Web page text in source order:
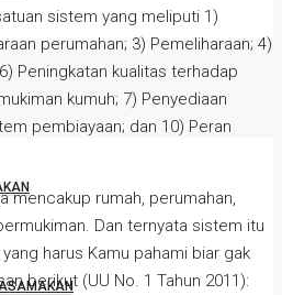
sistem yang meliputi 1)
perumahan; 3) Pemeliharaan; 4)
Peningkatan kualitas terhadap
kumuh; 7) Penyediaan
pembiayaan; dan 10) Peran
mencakup rumah, perumahan,
Dan ternyata sistem itu
harus Kamu pahami biar gak
berikut (UU No. 1 Tahun 2011):